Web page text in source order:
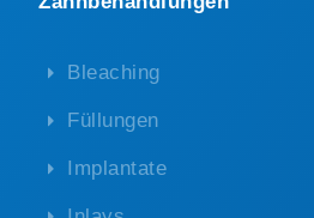
Bleaching
Füllungen
Implantate